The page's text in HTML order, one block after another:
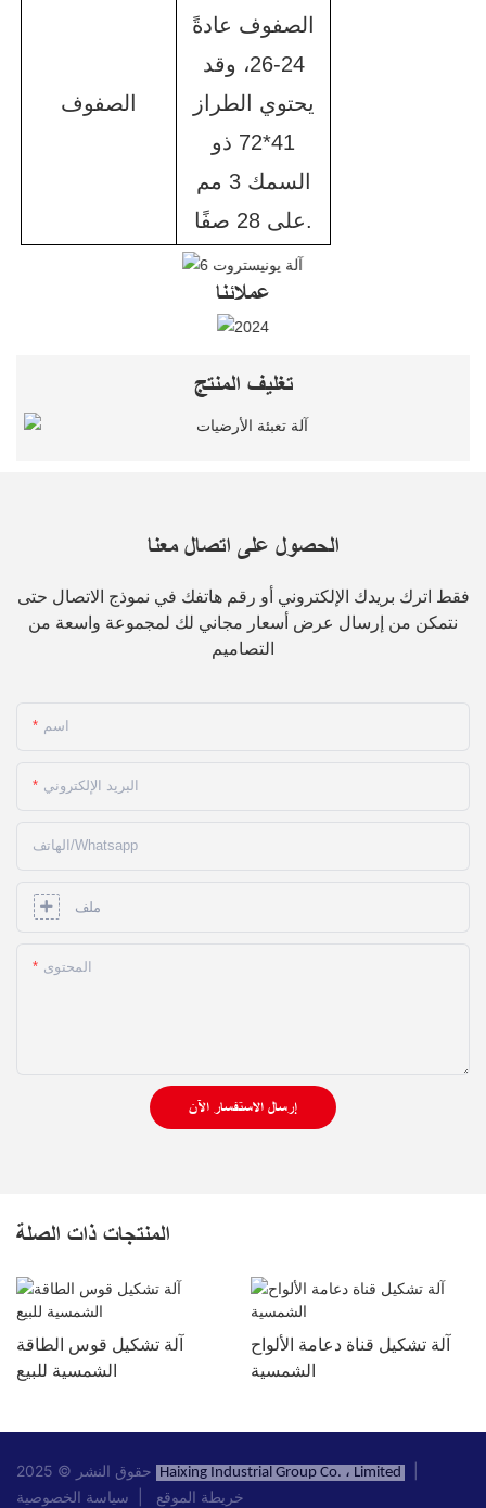
الصفوف
الصفوف عادةً
24-26، وقد
يحتوي الطراز
41*72 ذو
السمك 3 مم
على 28 صفًا.
عملائنا
تغليف المنتج
الحصول على اتصال معنا
فقط اترك بريدك الإلكتروني أو رقم هاتفك في نموذج الاتصال حتى
نتمكن من إرسال عرض أسعار مجاني لك لمجموعة واسعة من
التصاميم
اسم
البريد الإلكتروني
الهاتف/whatsapp
ملف
المحتوى
إرسال الاستفسار الآن
المنتجات ذات الصلة
آلة تشكيل قوس الطاقة
الشمسية للبيع
آلة تشكيل قناة دعامة الألواح
الشمسية
Haixing Industrial Group Co. ، Limited
خريطة الموقع
سياسة الخصوصية